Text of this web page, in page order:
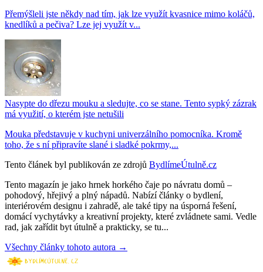
Přemýšleli jste někdy nad tím, jak lze využít kvasnice mimo koláčů,
knedlíků a pečiva? Lze jej využít v...
Nasypte do dřezu mouku a sledujte, co se stane. Tento sypký zázrak
má využití, o kterém jste netušili
Mouka představuje v kuchyni univerzálního pomocníka. Kromě
toho, že s ní připravíte slané i sladké pokrmy,...
Tento článek byl publikován ze zdrojů BydlímeÚtulně.cz
Tento magazín je jako hrnek horkého čaje po návratu domů –
pohodový, hřejivý a plný nápadů. Nabízí články o bydlení,
interiérovém designu i zahradě, ale také tipy na úsporná řešení,
domácí vychytávky a kreativní projekty, které zvládnete sami. Vedle
rad, jak zařídit byt útulně a prakticky, se tu...
Všechny články tohoto autora →